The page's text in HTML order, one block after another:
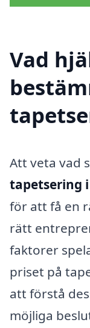
Vad
Att veta vad
tapetsering
för att få en
rätt
faktorer
priset på
att förstå
möjliga